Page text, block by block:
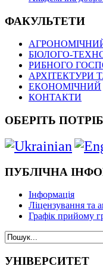
ФАКУЛЬТЕТИ
БІОЛОГО-
РИБНОГО
АРХІТЕКТУРИ
ЕКОНОМІЧНИЙ
КОНТАКТИ
ОБЕРІТЬ
ПУБЛІЧНА
Інформація
Ліцензування та
Графік прийому
УНІВЕРСИТЕТ